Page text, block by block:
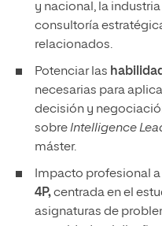
y nacional, la
consultoría
relacionados.
Potenciar las
necesarias para
decisión y
sobreIntelligence
máster.
Impacto profesional
4P,centrada en el
asignaturas de